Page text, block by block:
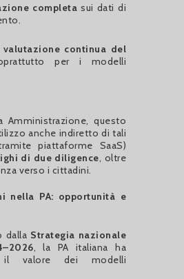
completa sui dati di
continua del
per i modelli
Amministrazione, questo
anche indiretto di tali
piattaforme SaaS)
di due diligence, oltre
verso i cittadini.
nella PA: opportunità e
dalla Strategia nazionale
, la PA italiana ha
il valore dei modelli